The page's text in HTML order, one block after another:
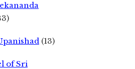
(13)
of Sri